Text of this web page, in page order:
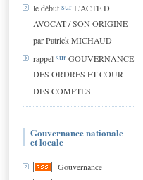
le débutsurL'ACTE D
AVOCAT / SON ORIGINE
par Patrick MICHAUD
rappelsurGOUVERNANCE
DES ORDRES ET COUR
DES COMPTES
Gouvernance nationale
et locale
Gouvernance